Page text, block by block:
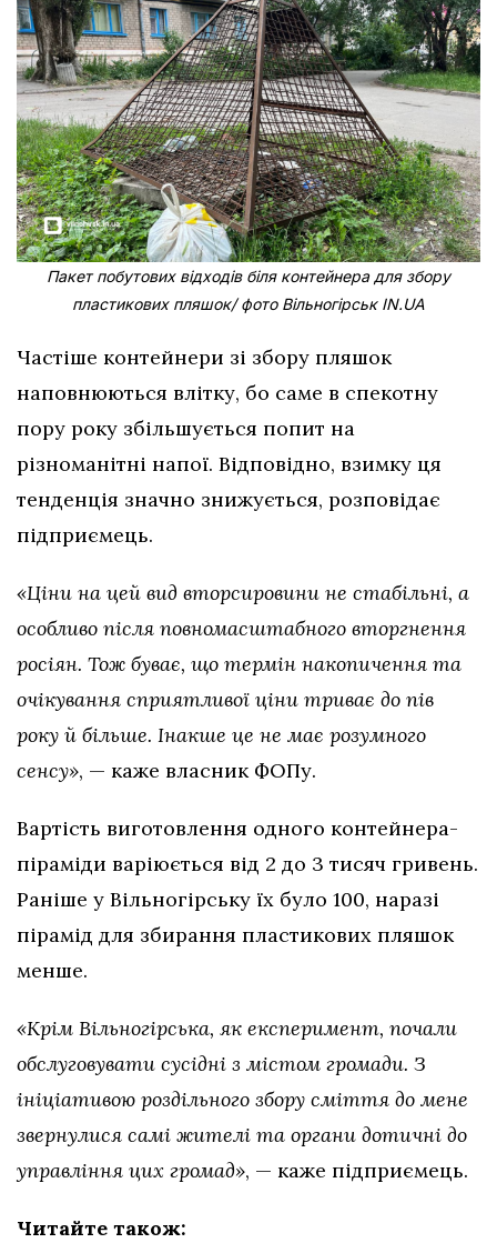
Пакет побутових відходів біля контейнера для збору
пластикових пляшок/ фото Вільногірськ IN.UA
Частіше контейнери зі збору пляшок
наповнюються влітку, бо саме в спекотну
пору року збільшується попит на
різноманітні напої. Відповідно, взимку ця
тенденція значно знижується, розповідає
підприємець.
«Ціни на цей вид вторсировини не стабільні, а
особливо після повномасштабного вторгнення
росіян. Тож буває, що термін накопичення та
очікування сприятливої ціни триває до пів
року й більше. Інакше це не має розумного
сенсу», — каже власник ФОПу.
Вартість виготовлення одного контейнера-
піраміди варіюється від 2 до 3 тисяч гривень.
Раніше у Вільногірську їх було 100, наразі
пірамід для збирання пластикових пляшок
менше.
«Крім Вільногірська, як експеримент, почали
обслуговувати сусідні з містом громади. З
ініціативою роздільного збору сміття до мене
звернулися самі жителі та органи дотичні до
управління цих громад», — каже підприємець.
Читайте також: